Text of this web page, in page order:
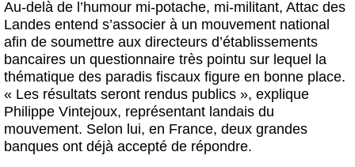
Au-delà de l’humour mi-potache, mi-militant, Attac des
Landes entend s’associer à un mouvement national
afin de soumettre aux directeurs d’établissements
bancaires un questionnaire très pointu sur lequel la
thématique des paradis fiscaux figure en bonne place.
« Les résultats seront rendus publics », explique
Philippe Vintejoux, représentant landais du
mouvement. Selon lui, en France, deux grandes
banques ont déjà accepté de répondre.